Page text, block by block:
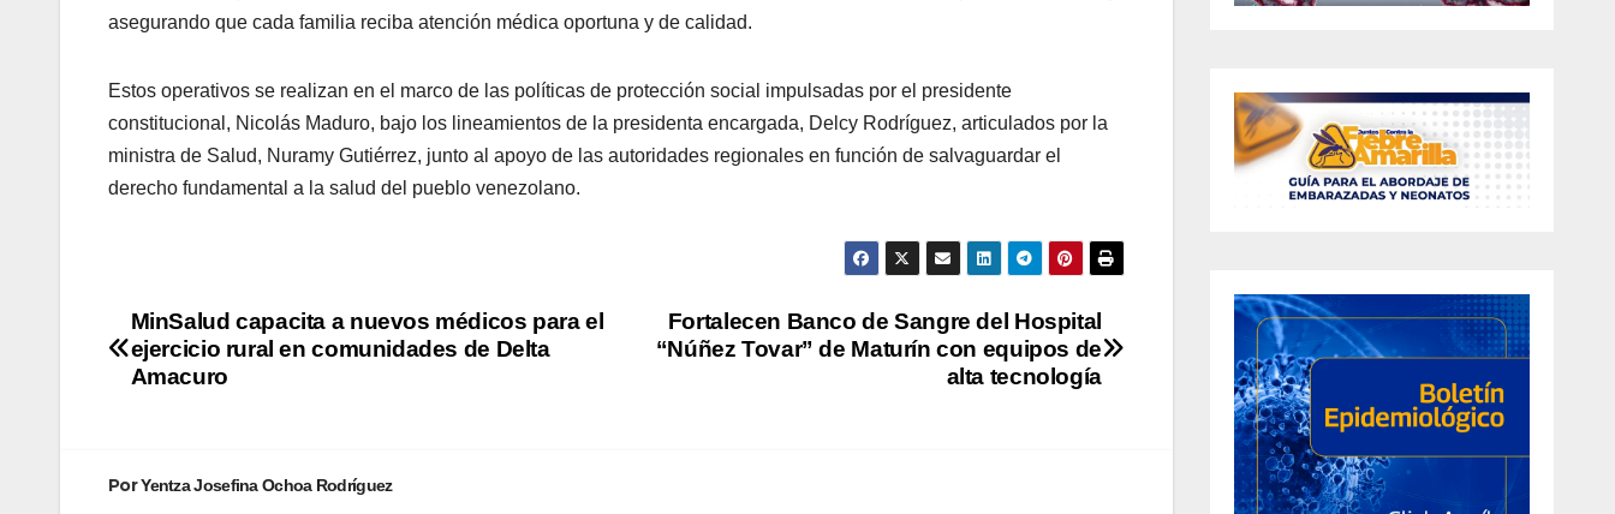
asegurando que cada familia reciba atención médica oportuna y de calidad.
Estos operativos se realizan en el marco de las políticas de protección social impulsadas por el presidente
constitucional, Nicolás Maduro, bajo los lineamientos de la presidenta encargada, Delcy Rodríguez, articulados por la
ministra de Salud, Nuramy Gutiérrez, junto al apoyo de las autoridades regionales en función de salvaguardar el
derecho fundamental a la salud del pueblo venezolano.
Fortalecen Banco de Sangre del Hospital
“Núñez Tovar” de Maturín con equipos de
alta tecnología
​MinSalud capacita a nuevos médicos para el
ejercicio rural en comunidades de Delta
Amacuro
PorYentza Josefina Ochoa Rodríguez